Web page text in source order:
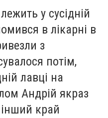
у сусідній
в лікарні в
з
потім,
лавці на
Андрій якраз
край